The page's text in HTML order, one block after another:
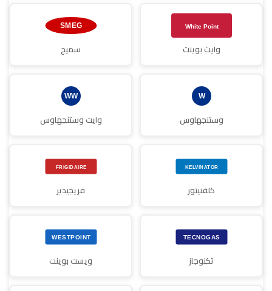
وايت بوينت سميج
وستنجهاوس وايت وستنجهاوس
كلفنيتور فريجيدير
تكنوجاز ويست بوينت